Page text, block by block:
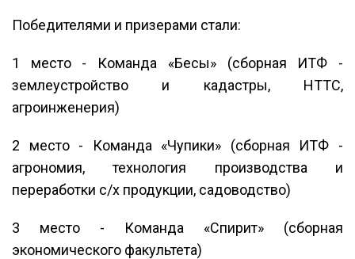
Победителями и призерами стали:
1 место - Команда «Бесы» (сборная ИТФ -
землеустройство и кадастры, НТТС,
агроинженерия)
2 место - Команда «Чупики» (сборная ИТФ -
агрономия, технология производства и
переработки с/х продукции, садоводство)
3 место - Команда «Спирит» (сборная
экономического факультета)